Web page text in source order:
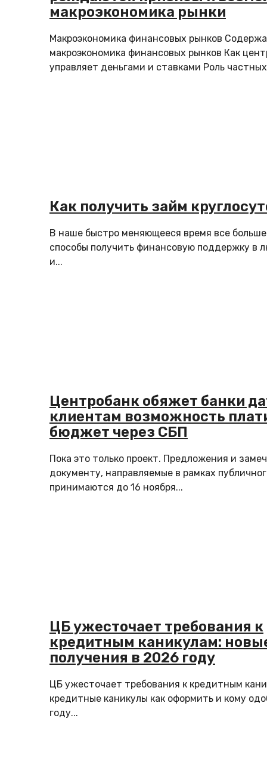
макроэкономика рынки
Макроэкономика финансовых рынков
макроэкономика финансовых рынков Как
управляет деньгами и ставками Роль
Как получить займ
В наше быстро меняющееся время все
способы получить финансовую поддержку в
и...
Центробанк обяжет банки
клиентам возможность
бюджет через СБП
Пока это только проект. Предложения и
документу, направляемые в рамках
принимаются до 16 ноября...
ЦБ ужесточает требования к
кредитным каникулам:
получения в 2026 году
ЦБ ужесточает требования к кредитным
кредитные каникулы как оформить и кому
году...